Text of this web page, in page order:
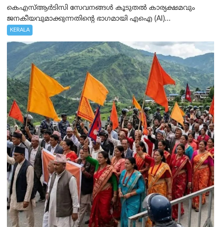
കെഎസ്ആർടിസി സേവനങ്ങൾ കൂടുതൽ കാര്യക്ഷമവും
ജനകീയവുമാക്കുന്നതിന്റെ ഭാഗമായി എഐ (AI)...
KERALA